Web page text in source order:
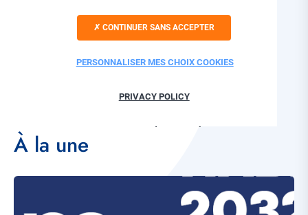
différentes articles de blog dédiés à la
À la une
Visuel
CONTINUER SANS ACCEPTER
PERSONNALISER MES CHOIX COOKIES
PRIVACY POLICY